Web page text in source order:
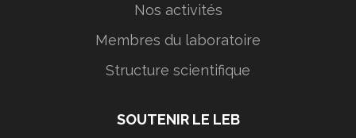
Nos activités
Membres du laboratoire
Structure scientifique
SOUTENIR LE LEB